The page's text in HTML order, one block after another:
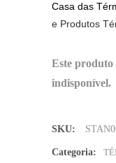
Casa das
e Produtos
Este produto
indisponível.
SKU:
Categoria: